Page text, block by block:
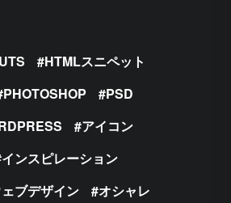
HTMLスニペット
PHOTOSHOP
PSD
アイコン
インスピレーション
ブデザイン
オシャレ